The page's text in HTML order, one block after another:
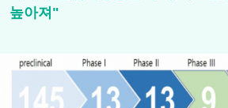
높아져"